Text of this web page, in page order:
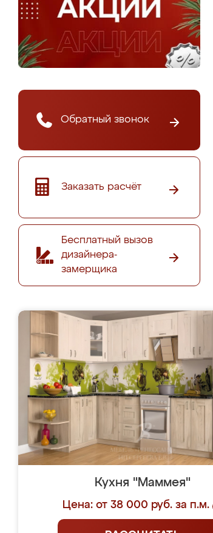
Обратный звонок
Заказать расчёт
Бесплатный вызов
дизайнера-
замерщика
Кухня "Маммея"
Цена: от 38 000 руб. за п.м.